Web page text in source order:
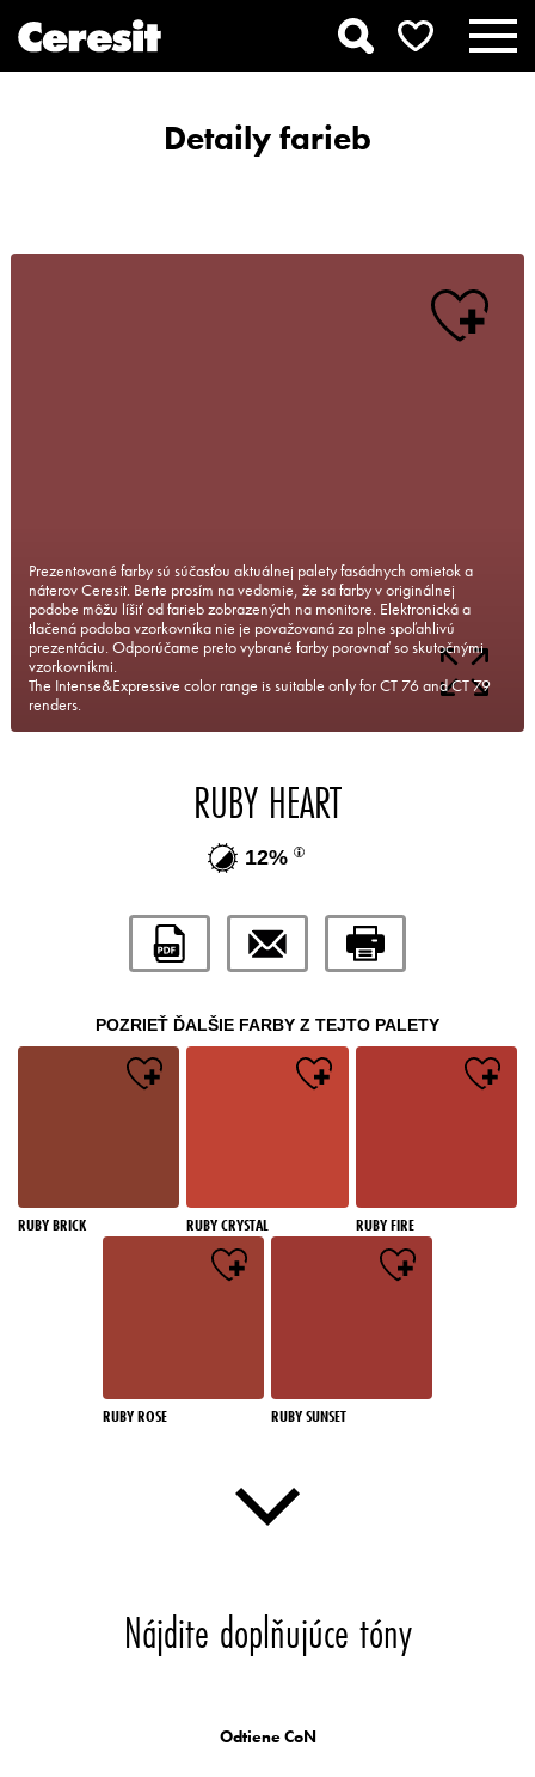
Detaily farieb
Prezentované farby sú súčasťou aktuálnej palety fasádnych omietok a
náterov Ceresit. Berte prosím na vedomie, že sa farby v originálnej
podobe môžu líšiť od farieb zobrazených na monitore. Elektronická a
tlačená podoba vzorkovníka nie je považovaná za plne spoľahlivú
prezentáciu. Odporúčame preto vybrané farby porovnať so skutočnými
vzorkovníkmi.
The Intense&Expressive color range is suitable only for CT 76 and CT 79
renders.
RUBY HEART
12%
POZRIEŤ ĎALŠIE FARBY Z TEJTO PALETY
RUBY BRICK RUBY CRYSTAL RUBY FIRE
RUBY ROSE RUBY SUNSET
Nájdite doplňujúce tóny
Odtiene CoN